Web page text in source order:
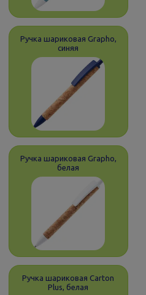
Ручка шариковая Grapho,
синяя
Ручка шариковая Grapho,
белая
Ручка шариковая Carton
Plus, белая